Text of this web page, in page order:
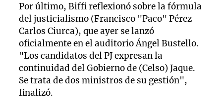
Por último, Biffi reflexionó sobre la fórmula
del justicialismo (Francisco "Paco" Pérez -
Carlos Ciurca), que ayer se lanzó
oficialmente en el auditorio Ángel Bustello.
"Los candidatos del PJ expresan la
continuidad del Gobierno de (Celso) Jaque.
Se trata de dos ministros de su gestión",
finalizó.